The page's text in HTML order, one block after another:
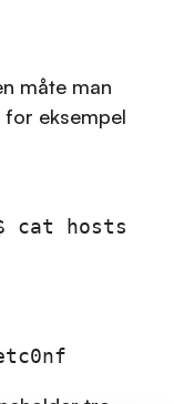
måte man
eksempel
cat hosts